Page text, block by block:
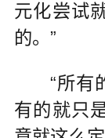
元化尝试
的。”
“所有
有的就只